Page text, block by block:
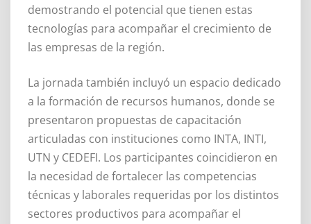
demostrando el potencial que tienen estas
tecnologías para acompañar el crecimiento de
las empresas de la región.
La jornada también incluyó un espacio dedicado
a la formación de recursos humanos, donde se
presentaron propuestas de capacitación
articuladas con instituciones como INTA, INTI,
UTN y CEDEFI. Los participantes coincidieron en
la necesidad de fortalecer las competencias
técnicas y laborales requeridas por los distintos
sectores productivos para acompañar el